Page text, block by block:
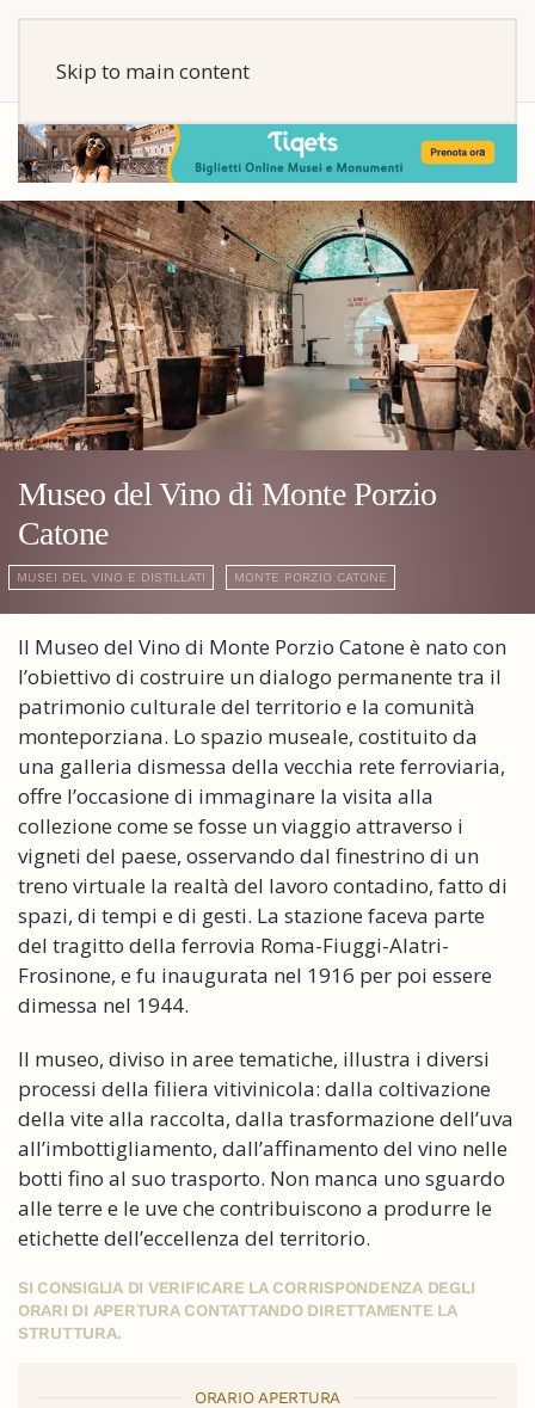
Skip to main content
Museo del Vino di Monte Porzio
Catone
MUSEI DEL VINO E DISTILLATI MONTE PORZIO CATONE
Il Museo del Vino di Monte Porzio Catone è nato con
l’obiettivo di costruire un dialogo permanente tra il
patrimonio culturale del territorio e la comunità
monteporziana. Lo spazio museale, costituito da
una galleria dismessa della vecchia rete ferroviaria,
offre l’occasione di immaginare la visita alla
collezione come se fosse un viaggio attraverso i
vigneti del paese, osservando dal finestrino di un
treno virtuale la realtà del lavoro contadino, fatto di
spazi, di tempi e di gesti. La stazione faceva parte
del tragitto della ferrovia Roma-Fiuggi-Alatri-
Frosinone, e fu inaugurata nel 1916 per poi essere
dimessa nel 1944.
Il museo, diviso in aree tematiche, illustra i diversi
processi della filiera vitivinicola: dalla coltivazione
della vite alla raccolta, dalla trasformazione dell’uva
all’imbottigliamento, dall’affinamento del vino nelle
botti fino al suo trasporto. Non manca uno sguardo
alle terre e le uve che contribuiscono a produrre le
etichette dell’eccellenza del territorio.
SI CONSIGLIA DI VERIFICARE LA CORRISPONDENZA DEGLI
ORARI DI APERTURA CONTATTANDO DIRETTAMENTE LA
STRUTTURA.
ORARIO APERTURA